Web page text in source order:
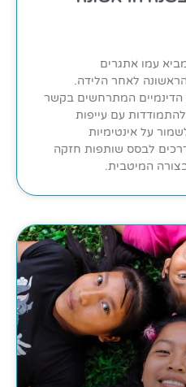
עמו אתגרים
לאחר הלידה.
הדינמיים המתרחשים בקשר
עם עייפות
על אינטימיות
לבסס שותפות חזקה
המיטבית.